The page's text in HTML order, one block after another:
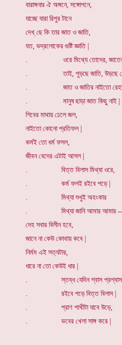
বারাঙ্গনার ঐ অঙ্গনে, সঙ্গোপনে,
যাচ্ছে যারা রিপুর টানে
দেখ্ ছে কি তার জাত ও জাতি,
যত, ভদ্রলোকের গুষ্টি জ্ঞাতি |
. ওরে মিথ্যে তোদের, জাতের
. তাই, পুড়ছে জাতি, উড়ছে যে
. জাত ও জাতির নাইতো
. মানুষ ছাড়া জাত কিছু নাই |
শিবের মাথায় ঢেলে জল,
নাইতো কোনো প্রতিফল |
কর্মই তো ধর্ম ফসল,
জীবন বেদের এটাই আসল |
. বিত্ত বিলাস মিথ্যা ওরে,
. কর্ম ফলই রইবে পড়ে |
. মিথ্যা শুধুই অহংকার
. মিথ্যা জানি আমার আমার
দেহ সবার বিলীন হবে,
জানে না কেউ কোথায় কবে |
নির্মম এই সত্যটার,
ধারে না তো কেউই ধার |
. স্তব্ধ যেদিন শ্বাস
. রইবে পড়ে বিত্ত বিলাস |
. প্রাণ পাখীটা যাবে উড়ে,
. ভবের খেলা সাঙ্গ করে |